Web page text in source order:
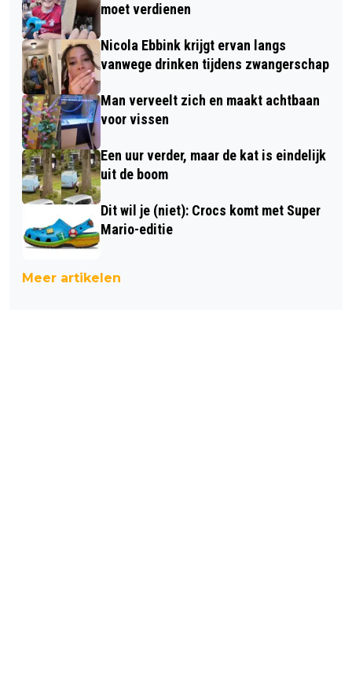
moet verdienen
Nicola Ebbink krijgt ervan langs
vanwege drinken tijdens zwangerschap
Man verveelt zich en maakt achtbaan
voor vissen
Een uur verder, maar de kat is eindelijk
uit de boom
Dit wil je (niet): Crocs komt met Super
Mario-editie
Meer artikelen